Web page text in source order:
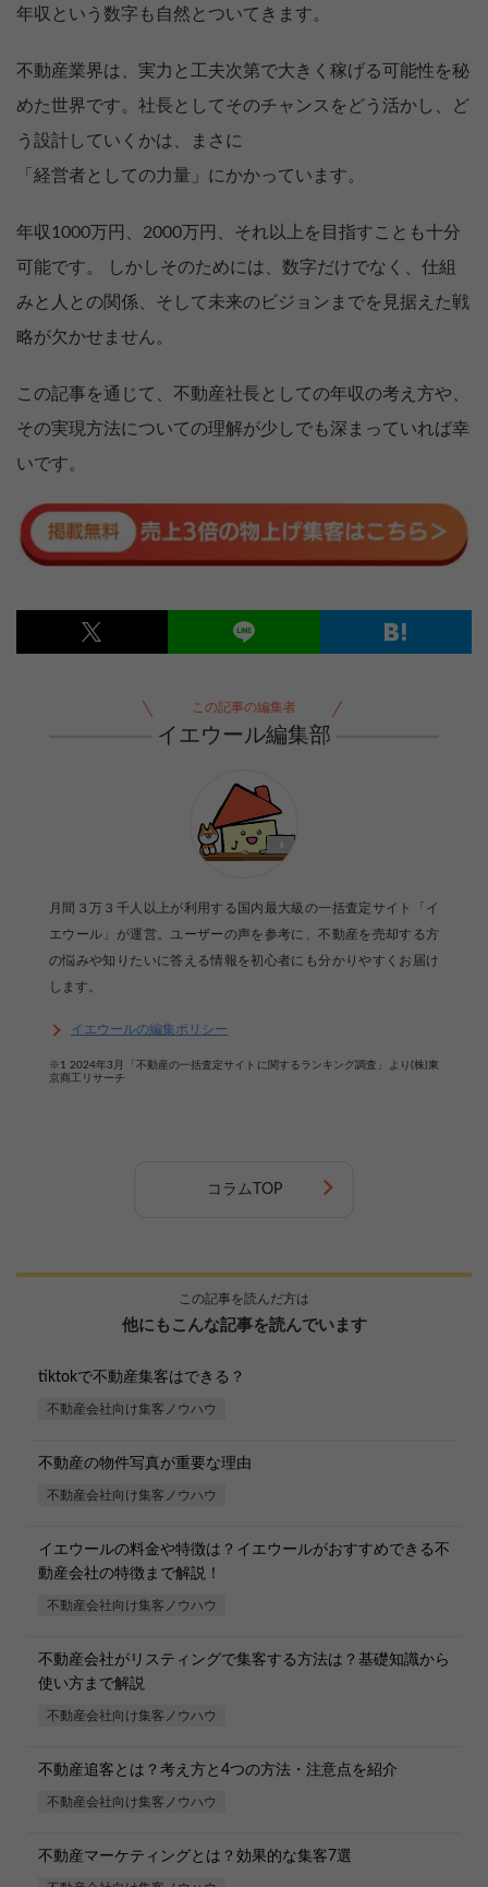
050-5497-1577(平日10～18時)
一人社長が売上3倍の理由
年収という数字も自然とついてきます。
不動産業界は、実力と工夫次第で大きく稼げる可能性を秘
めた世界です。社長としてそのチャンスをどう活かし、ど
う設計していくかは、まさに
「経営者としての力量」にかかっています。
年収1000万円、2000万円、それ以上を目指すことも十分
可能です。 しかしそのためには、数字だけでなく、仕組
みと人との関係、そして未来のビジョンまでを見据えた戦
略が欠かせません。
この記事を通じて、不動産社長としての年収の考え方や、
その実現方法についての理解が少しでも深まっていれば幸
いです。
この記事の編集者
イエウール編集部
月間３万３千人以上が利用する国内最大級の一括査定サイト「イ
エウール」が運営。ユーザーの声を参考に、不動産を売却する方
の悩みや知りたいに答える情報を初心者にも分かりやすくお届け
します。
イエウールの編集ポリシー
※1 2024年3月「不動産の一括査定サイトに関するランキング調査」より(株)東
京商工リサーチ
コラムTOP
この記事を読んだ方は
他にもこんな記事を読んでいます
tiktokで不動産集客はできる？
不動産会社向け集客ノウハウ
不動産の物件写真が重要な理由
不動産会社向け集客ノウハウ
イエウールの料金や特徴は？イエウールがおすすめできる不
動産会社の特徴まで解説！
不動産会社向け集客ノウハウ
不動産会社がリスティングで集客する方法は？基礎知識から
使い方まで解説
不動産会社向け集客ノウハウ
不動産追客とは？考え方と4つの方法・注意点を紹介
不動産会社向け集客ノウハウ
不動産マーケティングとは？効果的な集客7選